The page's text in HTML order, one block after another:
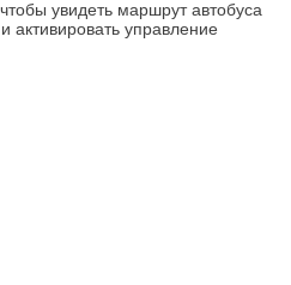
увидеть маршрут автобуса
активировать управление